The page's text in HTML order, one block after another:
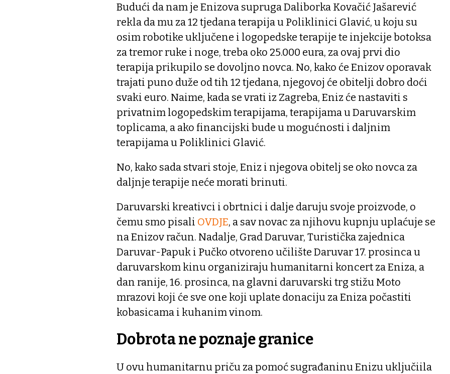
Budući da nam je Enizova supruga Daliborka Kovačić Jašarević
rekla da mu za 12 tjedana terapija u Poliklinici Glavić, u koju su
osim robotike uključene i logopedske terapije te injekcije botoksa
za tremor ruke i noge, treba oko 25.000 eura, za ovaj prvi dio
terapija prikupilo se dovoljno novca. No, kako će Enizov oporavak
trajati puno duže od tih 12 tjedana, njegovoj će obitelji dobro doći
svaki euro. Naime, kada se vrati iz Zagreba, Eniz će nastaviti s
privatnim logopedskim terapijama, terapijama u Daruvarskim
toplicama, a ako financijski bude u mogućnosti i daljnim
terapijama u Poliklinici Glavić.
No, kako sada stvari stoje, Eniz i njegova obitelj se oko novca za
daljnje terapije neće morati brinuti.
Daruvarski kreativci i obrtnici i dalje daruju svoje proizvode, o
čemu smo pisali OVDJE, a sav novac za njihovu kupnju uplaćuje se
na Enizov račun. Nadalje, Grad Daruvar, Turistička zajednica
Daruvar-Papuk i Pučko otvoreno učilište Daruvar 17. prosinca u
daruvarskom kinu organiziraju humanitarni koncert za Eniza, a
dan ranije, 16. prosinca, na glavni daruvarski trg stižu Moto
mrazovi koji će sve one koji uplate donaciju za Eniza počastiti
kobasicama i kuhanim vinom.
Dobrota ne poznaje granice
U ovu humanitarnu priču za pomoć sugrađaninu Enizu uključiila